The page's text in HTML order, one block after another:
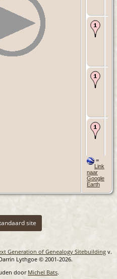
=
Link
naar
Google
Earth
site
Generation of Genealogy Sitebuilding v.
Lythgoe © 2001-2026.
door Michel Bats.